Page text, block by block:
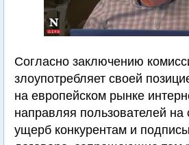
Согласно заключению
злоупотребляет своей
на европейском рынке
направляя пользователей на
ущерб конкурентам и